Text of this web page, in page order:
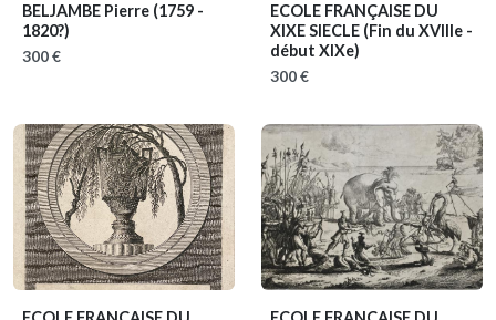
BELJAMBE Pierre (1759 -
1820?)
300 €
ECOLE FRANÇAISE DU
XIXE SIECLE (Fin du XVIIIe -
début XIXe)
300 €